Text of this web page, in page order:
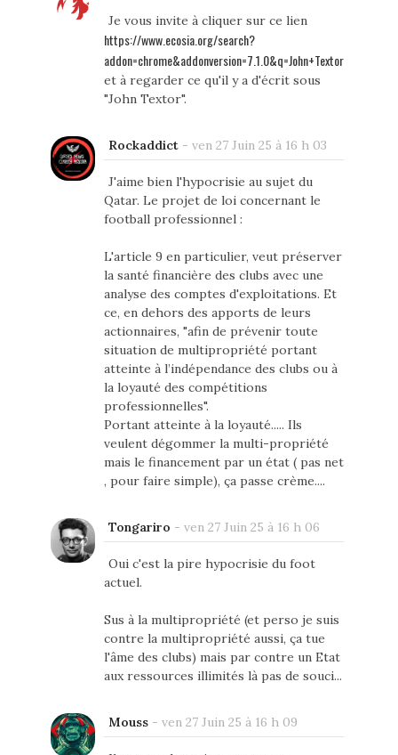
Je vous invite à cliquer sur ce lien
https://www.ecosia.org/search?
addon=chrome&addonversion=7.1.0&q=John+Textor
et à regarder ce qu'il y a d'écrit sous
"John Textor".
Rockaddict- ven 27 Juin 25 à 16 h 03
J'aime bien l'hypocrisie au sujet du
Qatar. Le projet de loi concernant le
football professionnel :
L'article 9 en particulier, veut préserver
la santé financière des clubs avec une
analyse des comptes d'exploitations. Et
ce, en dehors des apports de leurs
actionnaires, "afin de prévenir toute
situation de multipropriété portant
atteinte à l’indépendance des clubs ou à
la loyauté des compétitions
professionnelles".
Portant atteinte à la loyauté..... Ils
veulent dégommer la multi-propriété
mais le financement par un état ( pas net
, pour faire simple), ça passe crème....
Tongariro - ven 27 Juin 25 à 16 h 06
Oui c'est la pire hypocrisie du foot
actuel.
Sus à la multipropriété (et perso je suis
contre la multipropriété aussi, ça tue
l'âme des clubs) mais par contre un Etat
aux ressources illimités là pas de souci...
Mouss- ven 27 Juin 25 à 16 h 09